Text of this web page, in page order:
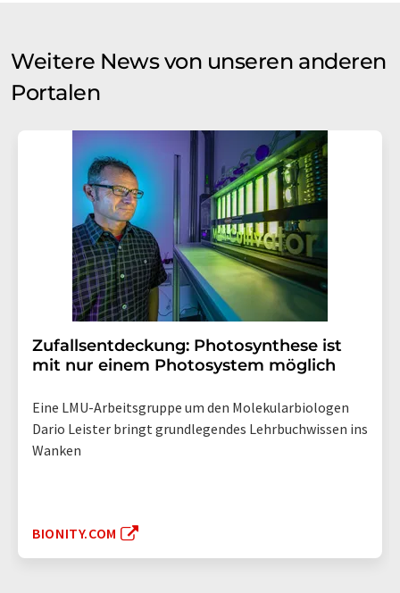
Weitere News von unseren anderen
Portalen
Zufallsentdeckung: Photosynthese ist
mit nur einem Photosystem möglich
Eine LMU-Arbeitsgruppe um den Molekularbiologen
Dario Leister bringt grundlegendes Lehrbuchwissen ins
Wanken
BIONITY.COM